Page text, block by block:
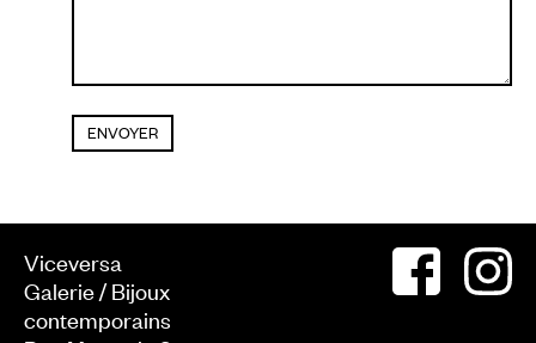
Viceversa
Galerie / Bijoux
contemporains